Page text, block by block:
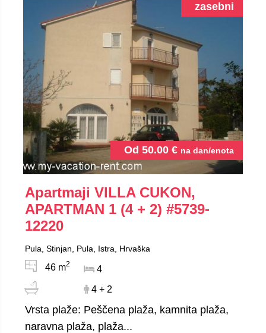
Od 50.00 € na dan/enota
zasebni
Apartmaji VILLA CUKON,
APARTMAN 1 (4 + 2) #5739-
12220
Pula, Stinjan, Pula, Istra, Hrvaška
46 m2
4
4 + 2
Vrsta plaže: Peščena plaža, kamnita plaža,
naravna plaža, plaža...